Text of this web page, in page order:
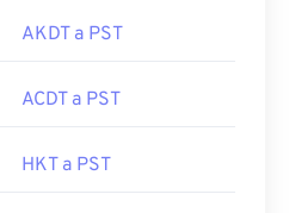
AKDT a PST
ACDT a PST
HKT a PST